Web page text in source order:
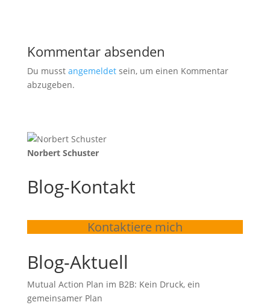
Kommentar absenden
Du musst angemeldetsein, um einen Kommentar
abzugeben.
Norbert Schuster
Blog-Kontakt
Kontaktiere mich
Blog-Aktuell
Mutual Action Plan im B2B: Kein Druck, ein
gemeinsamer Plan